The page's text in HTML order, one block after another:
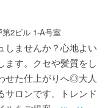
2ビル 1-A号室
しませんか？心地よい
ます。クセや髪質をし
せた仕上がりへ◎大人
サロンです。トレンド